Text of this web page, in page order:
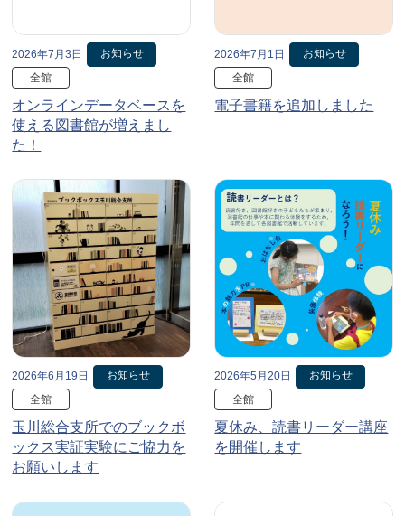
2026年7月3日
お知らせ
全館
オンラインデータベースを
使える図書館が増えまし
た！
2026年7月1日
お知らせ
全館
電子書籍を追加しました
2026年6月19日
お知らせ
全館
玉川総合支所でのブックボ
ックス実証実験にご協力を
お願いします
2026年5月20日
お知らせ
全館
夏休み、読書リーダー講座
を開催します